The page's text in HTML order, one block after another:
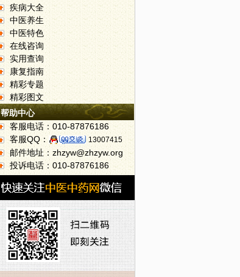
疾病大全
中医养生
中医特色
在线咨询
实用查询
康复指南
精彩专题
精彩图文
帮助中心
客服电话：010-87876186
客服QQ：
13007415
邮件地址：zhzyw@zhzyw.org
投诉电话：010-87876186